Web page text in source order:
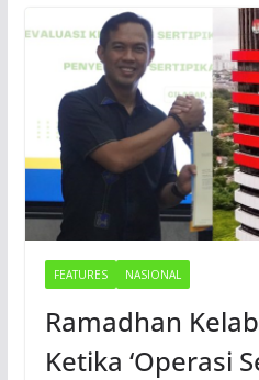
FEATURES NASIONAL
Ramadhan
Ketika ‘Operasi